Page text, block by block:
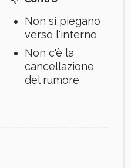
Non si piegano
verso l'interno
Non c'è la
cancellazione
del rumore